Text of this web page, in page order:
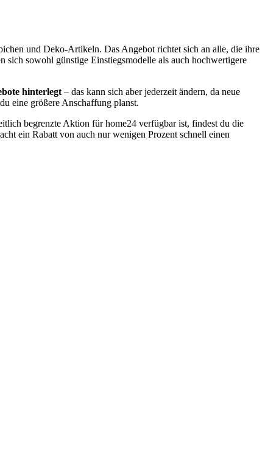
und Deko-Artikeln. Das Angebot richtet sich an alle, die ihre
sich sowohl günstige Einstiegsmodelle als auch hochwertigere
hinterlegt – das kann sich aber jederzeit ändern, da neue
eine größere Anschaffung planst.
begrenzte Aktion für home24 verfügbar ist, findest du die
ein Rabatt von auch nur wenigen Prozent schnell einen